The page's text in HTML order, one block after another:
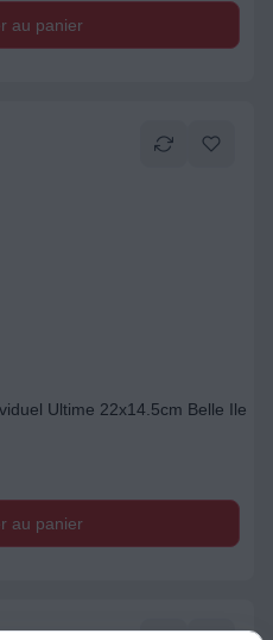
au panier
Ultime 22x14.5cm Belle Ile
au panier